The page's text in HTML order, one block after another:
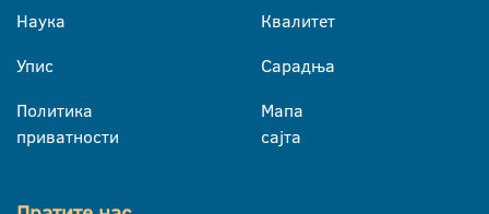
Наука
Упис
Политика
приватности
Квалитет
Сарадња
Мапа
сајта